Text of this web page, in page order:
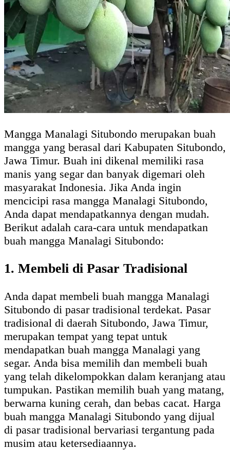
Mangga Manalagi Situbondo merupakan buah
mangga yang berasal dari Kabupaten Situbondo,
Jawa Timur. Buah ini dikenal memiliki rasa
manis yang segar dan banyak digemari oleh
masyarakat Indonesia. Jika Anda ingin
mencicipi rasa mangga Manalagi Situbondo,
Anda dapat mendapatkannya dengan mudah.
Berikut adalah cara-cara untuk mendapatkan
buah mangga Manalagi Situbondo:
1. Membeli di Pasar Tradisional
Anda dapat membeli buah mangga Manalagi
Situbondo di pasar tradisional terdekat. Pasar
tradisional di daerah Situbondo, Jawa Timur,
merupakan tempat yang tepat untuk
mendapatkan buah mangga Manalagi yang
segar. Anda bisa memilih dan membeli buah
yang telah dikelompokkan dalam keranjang atau
tumpukan. Pastikan memilih buah yang matang,
berwarna kuning cerah, dan bebas cacat. Harga
buah mangga Manalagi Situbondo yang dijual
di pasar tradisional bervariasi tergantung pada
musim atau ketersediaannya.